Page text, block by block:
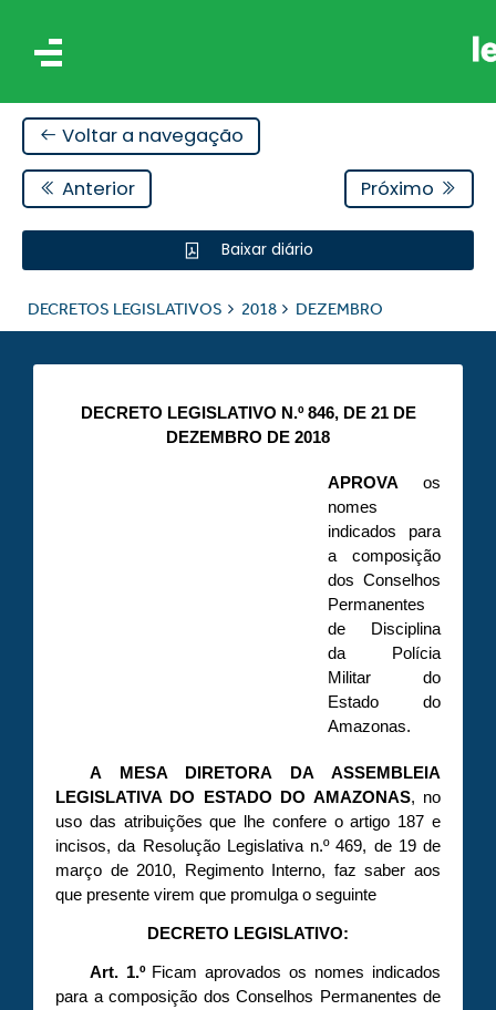
Voltar a navegação
Anterior Próximo
Baixar diário
DECRETOS LEGISLATIVOS 2018 DEZEMBRO
DECRETO LEGISLATIVO N.º 846, DE 21 DE
DEZEMBRO DE 2018
APROVAos
nomes
indicados para
a composição
dos Conselhos
Permanentes
de Disciplina
da Polícia
Militar do
Estado do
Amazonas.
A MESA DIRETORA DA ASSEMBLEIA
LEGISLATIVA DO ESTADO DO AMAZONAS, no
uso das atribuições que lhe confere o artigo 187 e
incisos, da Resolução Legislativa n.º 469, de 19 de
março de 2010, Regimento Interno, faz saber aos
que presente virem que promulga o seguinte
DECRETO LEGISLATIVO:
Art. 1.ºFicam aprovados os nomes indicados
para a composição dos Conselhos Permanentes de